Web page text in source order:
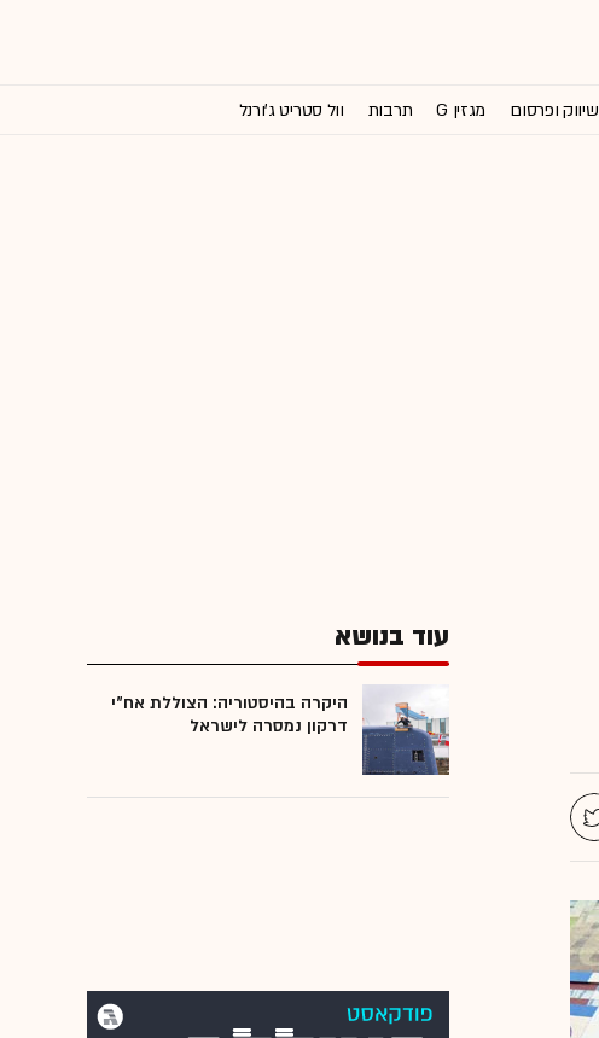
שיווק ופרסום מגזין G תרבות וול סטריט ג'ורנל
עוד בנושא
היקרה בהיסטוריה: הצוללת אח"י
דרקון נמסרה לישראל